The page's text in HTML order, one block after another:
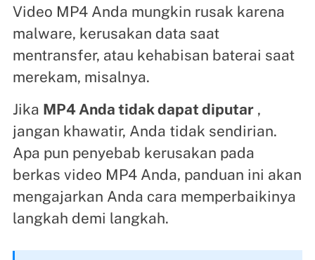
Video MP4 Anda mungkin rusak karena
malware, kerusakan data saat
mentransfer, atau kehabisan baterai saat
merekam, misalnya.
Jika MP4 Anda tidak dapat diputar,
jangan khawatir, Anda tidak sendirian.
Apa pun penyebab kerusakan pada
berkas video MP4 Anda, panduan ini akan
mengajarkan Anda cara memperbaikinya
langkah demi langkah.